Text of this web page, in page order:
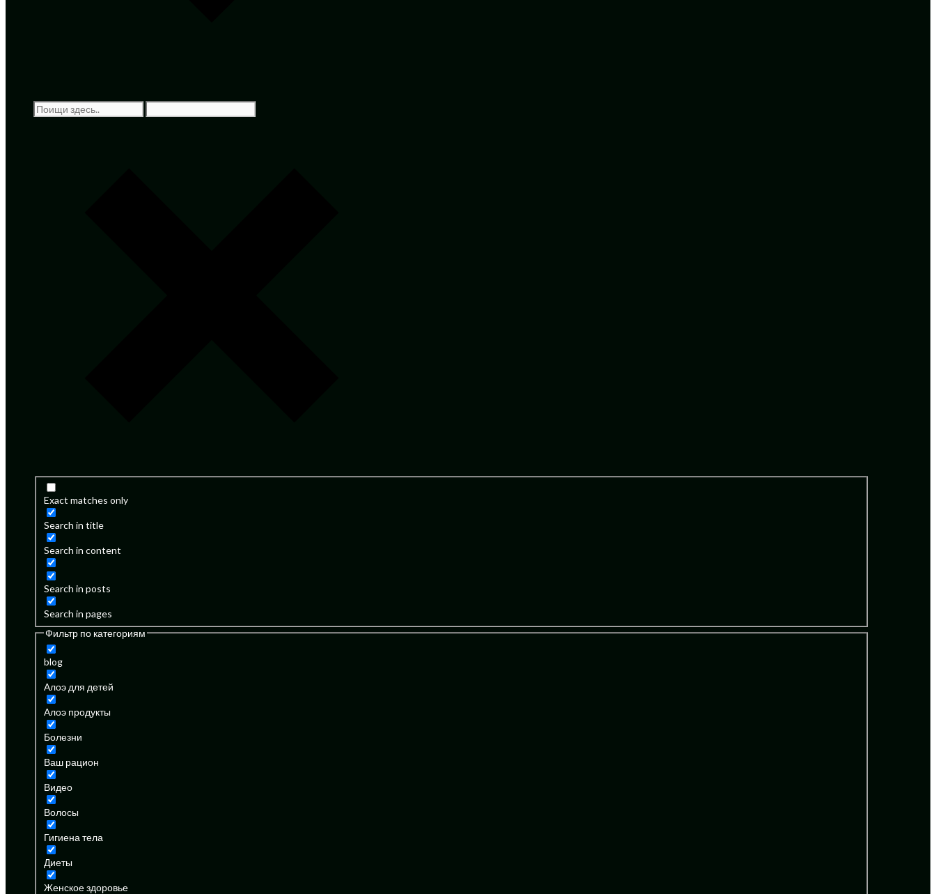
Exact matches only
Search in title
Search in content
Search in posts
Search in pages
Фильтр по категориям
blog
Алоэ для детей
Алоэ продукты
Болезни
Ваш рацион
Видео
Волосы
Гигиена тела
Диеты
Женское здоровье